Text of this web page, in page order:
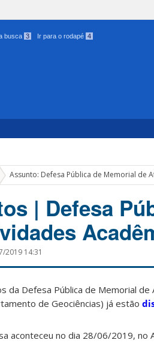
busca 3 Ir para o rodapé 4
Assunto: Defesa Pública de Memorial de
| Defesa
2019 14:31
da Defesa Pública de Memorial de
de Geociências) já estão
aconteceu no dia 28/06/2019, no